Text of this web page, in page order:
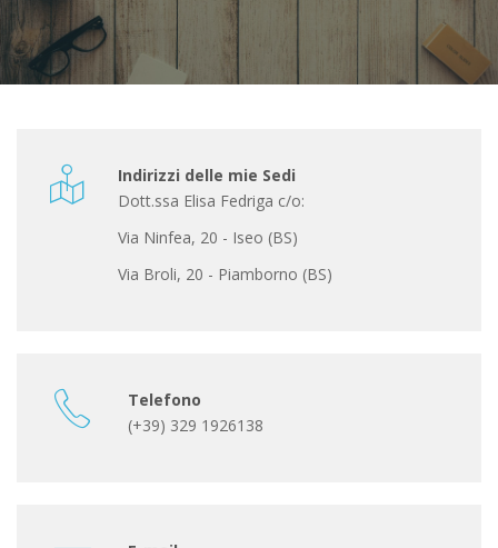
Indirizzi delle mie Sedi
Dott.ssa Elisa Fedriga c/o:
Via Ninfea, 20 - Iseo (BS)
Via Broli, 20 - Piamborno (BS)
Telefono
(+39) 329 1926138